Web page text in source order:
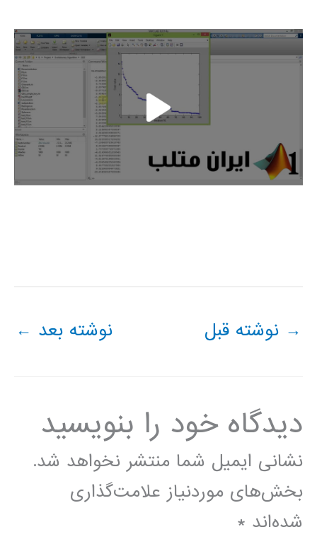
→ نوشته قبل نوشته بعد ←
دیدگاه‌ خود را بنویسید
نشانی ایمیل شما منتشر نخواهد شد.
بخش‌های موردنیاز علامت‌گذاری
شده‌اند *